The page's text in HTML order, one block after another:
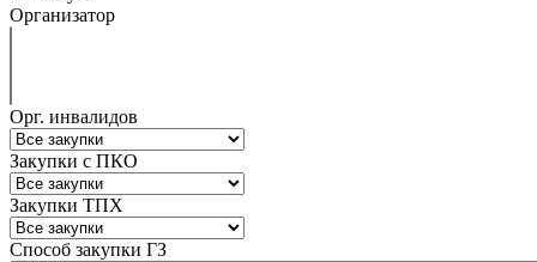
Организатор
Орг. инвалидов
Закупки с ПКО
Закупки ТПХ
Способ закупки ГЗ